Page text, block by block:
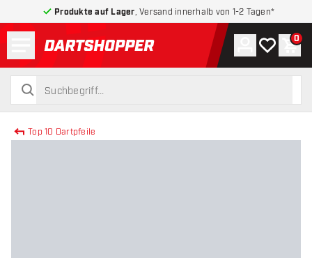
Produkte auf Lager , Versand innerhalb von 1-2 Tagen*
zurück zur Startseite
suchen
suchen
Konto
Meine 0
Top 10 Dartpfeile